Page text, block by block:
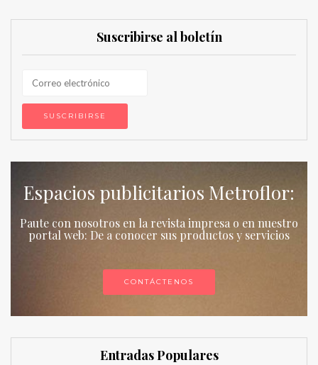
Suscribirse al boletín
Espacios publicitarios Metroflor:
Paute con nosotros en la revista impresa o en nuestro
portal web: De a conocer sus productos y servicios
CONTÁCTENOS
Entradas Populares